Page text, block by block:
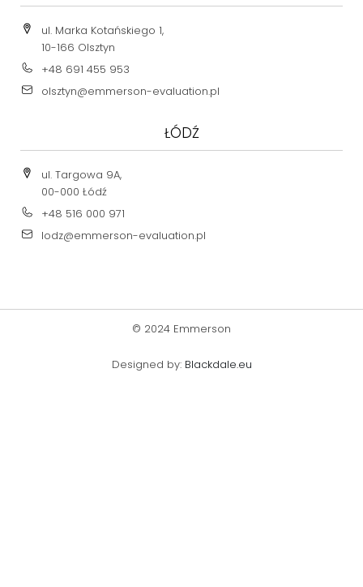
ul. Marka Kotańskiego 1,
10-166 Olsztyn
+48 691 455 953
olsztyn@emmerson-evaluation.pl
ŁÓDŹ
ul. Targowa 9A,
00-000 Łódź
+48 516 000 971
lodz@emmerson-evaluation.pl
© 2024 Emmerson
Designed by: Blackdale.eu